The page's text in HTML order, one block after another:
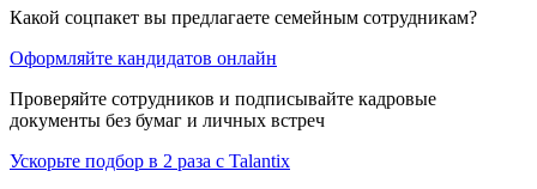
Какой соцпакет вы предлагаете семейным сотрудникам?
Оформляйте кандидатов онлайн
Проверяйте сотрудников и подписывайте кадровые
документы без бумаг и личных встреч
Ускорьте подбор в 2 раза с Talantix